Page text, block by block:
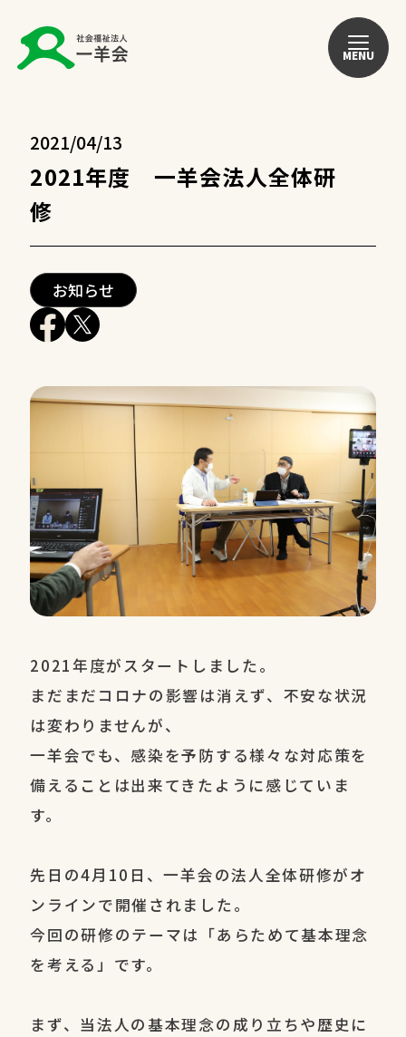
MENU
2021/04/13
2021年度 一羊会法人全体研
修
お知らせ
2021年度がスタートしました。
まだまだコロナの影響は消えず、不安な状況
は変わりませんが、
一羊会でも、感染を予防する様々な対応策を
備えることは出来てきたように感じていま
す。
先日の4月10日、一羊会の法人全体研修がオ
ンラインで開催されました。
今回の研修のテーマは「あらためて基本理念
を考える」です。
まず、当法人の基本理念の成り立ちや歴史に